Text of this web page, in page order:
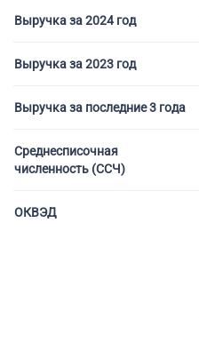
Выручка за 2024 год
Выручка за 2023 год
Выручка за последние 3 года
Среднесписочная
численность (ССЧ)
ОКВЭД